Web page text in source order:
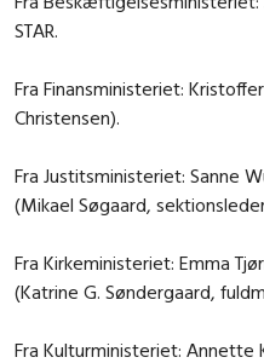
STAR.
Fra Finansministeriet:
Christensen).
Fra Justitsministeriet: Sanne
(Mikael Søgaard,
Fra Kirkeministeriet: Emma
(Katrine G. Søndergaard,
Fra Kulturministeriet: